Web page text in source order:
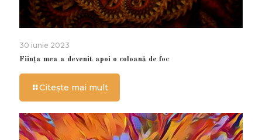
30 iunie 2023
Ființa mea a devenit apoi o coloană de foc
Citește mai mult